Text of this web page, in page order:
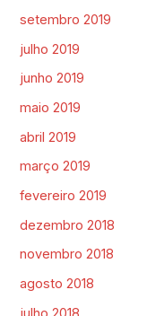
setembro 2019
julho 2019
junho 2019
maio 2019
abril 2019
março 2019
fevereiro 2019
dezembro 2018
novembro 2018
agosto 2018